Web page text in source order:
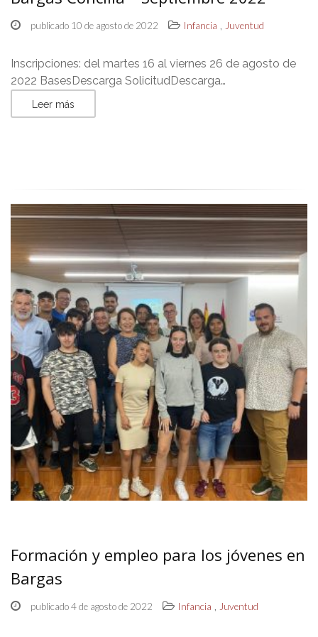
publicado 10 de agosto de 2022 Infancia , Juventud
Inscripciones: del martes 16 al viernes 26 de agosto de
2022 BasesDescarga SolicitudDescarga…
Leer más
Formación y empleo para los jóvenes en
Bargas
publicado 4 de agosto de 2022 Infancia , Juventud